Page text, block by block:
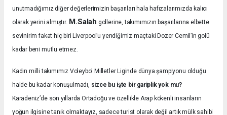
unutmadığımız diğer değerlerimizin başarıları hala hafızalarımızda kalıcı
olarak yerini almıştır. M.Salah gollerine, takımımızın başarılarına elbette
sevinirim fakat hiç biri Liverpool’u yendiğimiz maçtaki Dozer Cemil’in golü
kadar beni mutlu etmez.
Kadın milli takımımız Voleybol Milletler Liginde dünya şampiyonu olduğu
halde bu kadar konuşulmadı, sizce bu işte bir gariplik yok mu?
Karadeniz’de son yıllarda Ortadoğu ve özellikle Arap kökenli insanların
yoğun ilgisine tanık olmaktayız, sadece turist olarak değil artık mülk sahibi